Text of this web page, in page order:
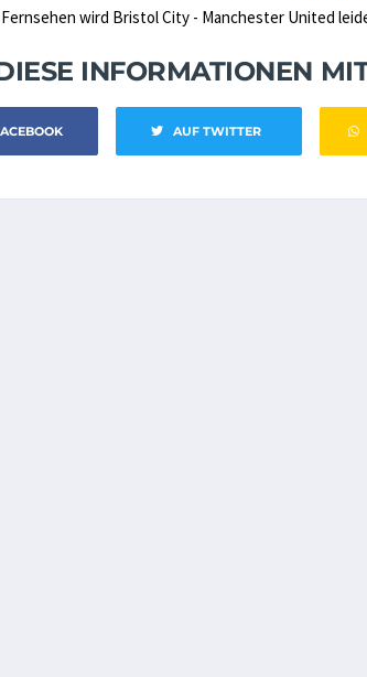
wird Bristol City - Manchester United
INFORMATIONEN
AUF TWITTER